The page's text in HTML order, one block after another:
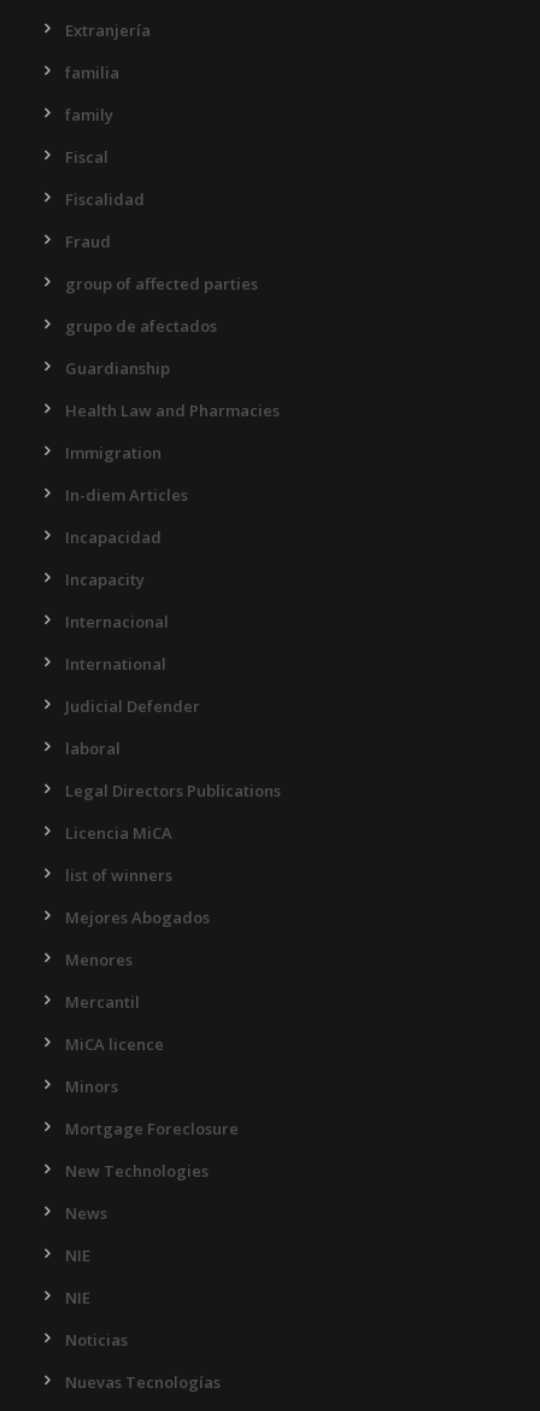
Extranjería
familia
family
Fiscal
Fiscalidad
Fraud
group of affected parties
grupo de afectados
Guardianship
Health Law and Pharmacies
Immigration
In-diem Articles
Incapacidad
Incapacity
Internacional
International
Judicial Defender
laboral
Legal Directors Publications
Licencia MiCA
list of winners
Mejores Abogados
Menores
Mercantil
MiCA licence
Minors
Mortgage Foreclosure
New Technologies
News
NIE
NIE
Noticias
Nuevas Tecnologías